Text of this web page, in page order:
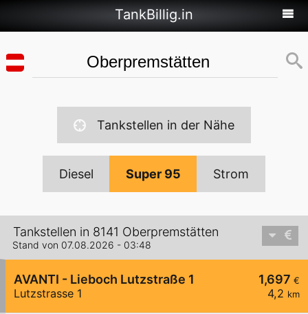
TankBillig.in
Tankstellen in der Nähe
Diesel Super 95 Strom
Tankstellen in 8141 Oberpremstätten
Stand von 07.08.2026 - 03:48
1,697 €
4,2 km
AVANTI - Lieboch Lutzstraße 1
Lutzstrasse 1